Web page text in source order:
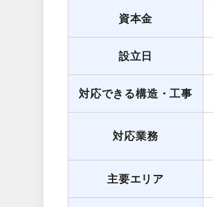
資本金
設立日
対応できる構造・工事
対応業務
主要エリア